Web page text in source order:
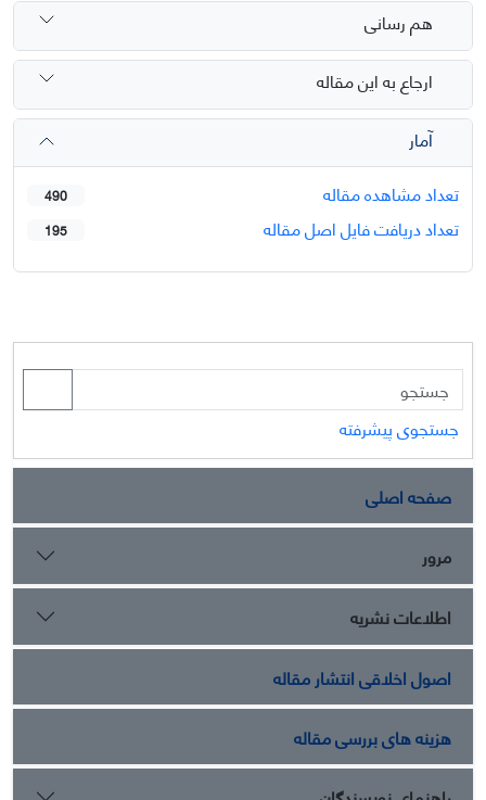
هم رسانی
ارجاع به این مقاله
آمار
تعداد مشاهده مقاله
490
تعداد دریافت فایل اصل مقاله 195
جستجوی پیشرفته
صفحه اصلی
مرور
اطلاعات نشریه
اصول اخلاقی انتشار مقاله
هزینه های بررسی مقاله